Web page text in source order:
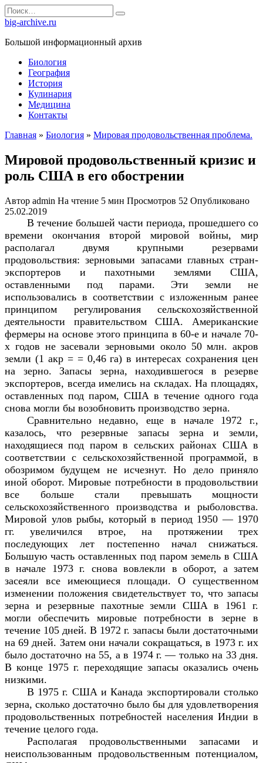
Перейти
к
содержанию
Search
for:
big-archive.ru
Большой информационный архив
Биология
География
История
Кулинария
Медицина
Контакты
Главная » Биология » Мировая продовольственная проблема.
Мировой продовольственный кризис и
роль США в его обострении
Автор admin На чтение 5 мин Просмотров 52 Опубликовано
25.02.2019
В течение большей части периода, прошедшего со
времени окончания второй мировой войны, мир
располагал двумя крупными резервами
продовольствия: зерновыми запасами главных стран-
экспортеров и пахотными землями США,
оставленными под парами. Эти земли не
использовались в соответствии с изложенным ранее
принципом регулирования сельскохозяйственной
деятельности правительством США. Американские
фермеры на основе этого принципа в 60-е и начале 70-
х годов не засевали зерновыми около 50 млн. акров
земли (1 акр = = 0,46 га) в интересах сохранения цен
на зерно. Запасы зерна, находившегося в резерве
экспортеров, всегда имелись на складах. На площадях,
оставленных под паром, США в течение одного года
снова могли бы возобновить производство зерна.
Сравнительно недавно, еще в начале 1972 г.,
казалось, что резервные запасы зерна и земли,
находящиеся под паром в сельских районах США в
соответствии с сельскохозяйственной программой, в
обозримом будущем не исчезнут. Но дело приняло
иной оборот. Мировые потребности в продовольствии
все больше стали превышать мощности
сельскохозяйственного производства и рыболовства.
Мировой улов рыбы, который в период 1950 — 1970
гг. увеличился втрое, на протяжении трех
последующих лет постепенно начал снижаться.
Большую часть оставленных под паром земель в США
в начале 1973 г. снова вовлекли в оборот, а затем
засеяли все имеющиеся площади. О существенном
изменении положения свидетельствует то, что запасы
зерна и резервные пахотные земли США в 1961 г.
могли обеспечить мировые потребности в зерне в
течение 105 дней. В 1972 г. запасы были достаточными
на 69 дней. Затем они начали сокращаться, в 1973 г. их
было достаточно на 55, а в 1974 г. — только на 33 дня.
В конце 1975 г. переходящие запасы оказались очень
низкими.
В 1975 г. США и Канада экспортировали столько
зерна, сколько достаточно было бы для удовлетворения
продовольственных потребностей населения Индии в
течение целого года.
Располагая продовольственными запасами и
неиспользованным продовольственным потенциалом,